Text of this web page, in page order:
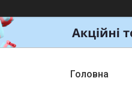
Головна